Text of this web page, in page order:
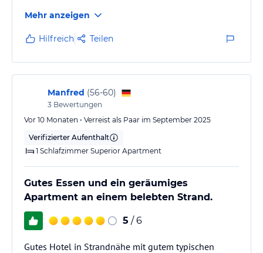
Das Frühstück ist nur auf Engländer ausgelegt und
wirklich sehr einfach. Man hat die Wahl zwischen ca 7
verschiedenen Sachen, wobei zb ein Frühstück mit
zwei Toast und etwas Obst und einem kleinen Stück
Frühstück war allerdings wollten die Kinder Kellers
gab es nur die…
Mehr anzeigen
Hilfreich Teilen
Manfred (56-60)
3 Bewertungen
Vor 10 Monaten • Verreist als Paar im September 2025
Verifizierter Aufenthalt
1 Schlafzimmer Superior Apartment
Gutes Essen und ein geräumiges
Apartment an einem belebten Strand.
5 / 6
Gutes Hotel in Strandnähe mit gutem typischen